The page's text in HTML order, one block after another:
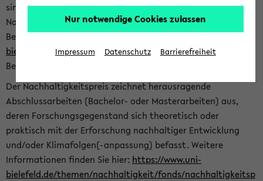
sind herzlich eingeladen sich mit Ihrer Abschlussarbeit beim
Nachhaltigkeitsbüro zu bewerben. Bitte nutzen Sie für Ihre
Bewerbung dieses Formular<https://formulare.uni-
bielefeld.de/frontend-server/form/provide/913/>. Die
Bewerbungsfrist endet am 30.09.2026.
Der Nachhaltigkeitspreis zeichnet herausragende
Abschlussarbeiten (Bachelor- oder Masterarbeiten) aus,
deren Forschungsgegenstand sich theoretisch oder
praktisch mit der Erforschung nachhaltiger Entwicklung
und/oder Klimafolgen(-anpassung) befasst. Weitere
Informationen finden Sie hier: https://www.uni-
bielefeld.de/themen/nachhaltigkeit/fonds/nachhaltigkeitsp
Nur notwendige Cookies zulassen
Impressum Datenschutz Barrierefreiheit